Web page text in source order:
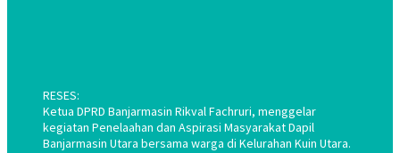
RESES:
Ketua DPRD Banjarmasin Rikval Fachruri, menggelar
kegiatan Penelaahan dan Aspirasi Masyarakat Dapil
Banjarmasin Utara bersama warga di Kelurahan Kuin Utara.